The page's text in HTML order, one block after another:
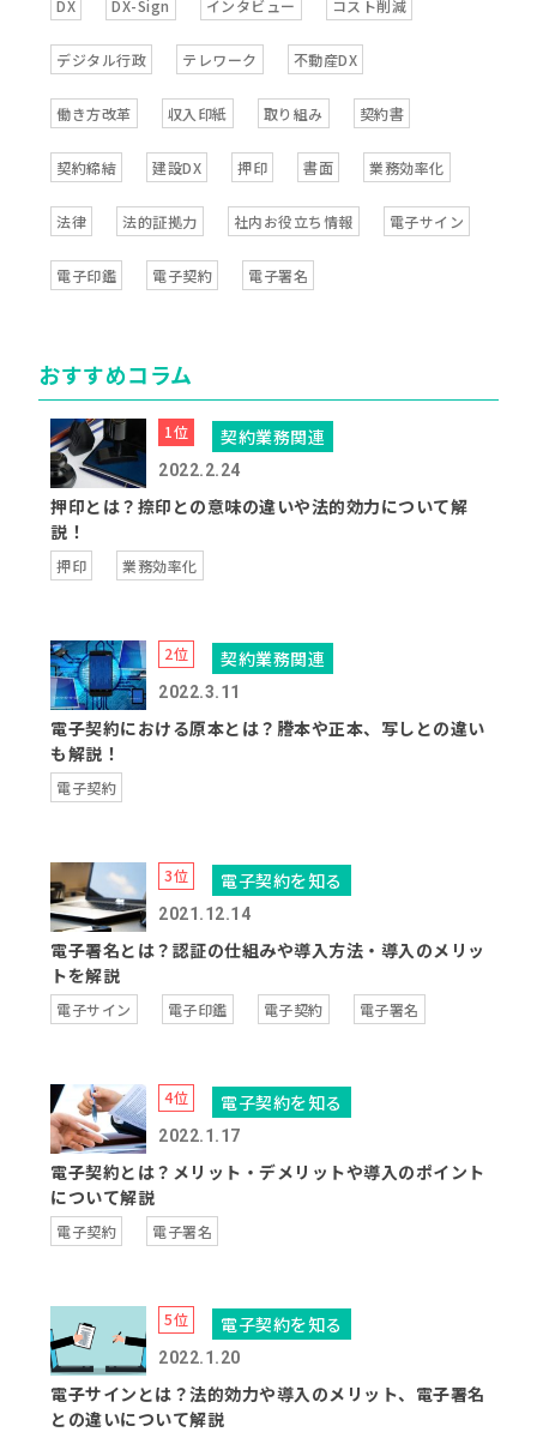
DX DX-Sign インタビュー コスト削減
デジタル行政 テレワーク 不動産DX
働き方改革 収入印紙 取り組み 契約書
契約締結 建設DX 押印 書面 業務効率化
法律 法的証拠力 社内お役立ち情報 電子サイン
電子印鑑 電子契約 電子署名
おすすめコラム
契約業務関連
2022.2.24
押印とは？捺印との意味の違いや法的効力について解
説！
押印 業務効率化
契約業務関連
2022.3.11
電子契約における原本とは？謄本や正本、写しとの違い
も解説！
電子契約
電子契約を知る
2021.12.14
電子署名とは？認証の仕組みや導入方法・導入のメリッ
トを解説
電子サイン 電子印鑑 電子契約 電子署名
電子契約を知る
2022.1.17
電子契約とは？メリット・デメリットや導入のポイント
について解説
電子契約 電子署名
電子契約を知る
2022.1.20
電子サインとは？法的効力や導入のメリット、電子署名
との違いについて解説